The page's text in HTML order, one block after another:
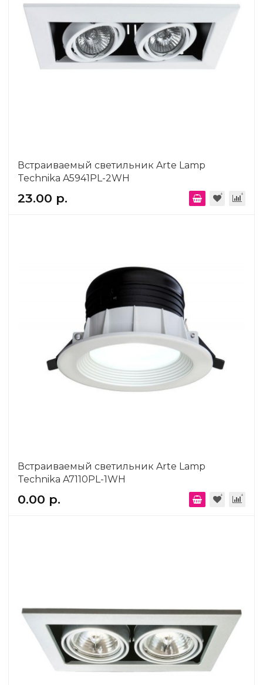
Встраиваемый светильник Arte Lamp
Technika A5941PL-2WH
23.00 р.
Встраиваемый светильник Arte Lamp
Technika A7110PL-1WH
0.00 р.